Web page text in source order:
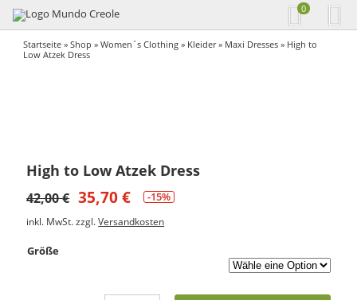
0
Startseite »Shop »Women´s Clothing » Kleider» Maxi Dresses » High to
Low Atzek Dress
High to Low Atzek Dress
42,00€ 35,70€ -15%
inkl. MwSt. zzgl.Versandkosten
Größe